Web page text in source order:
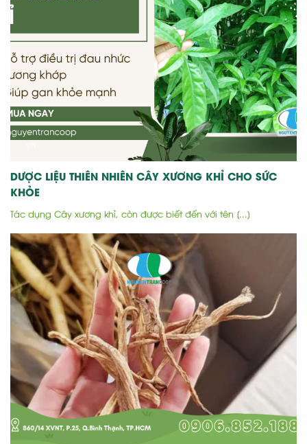
DƯỢC LIỆU THIÊN NHIÊN CÂY XƯƠNG KHỈ CHO SỨC
KHỎE
Tác dụng Cây xương khỉ, còn được biết đến với tên [...]